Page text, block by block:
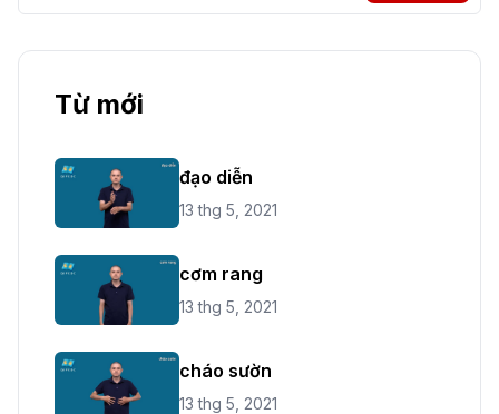
Từ mới
đạo diễn
13 thg 5, 2021
cơm rang
13 thg 5, 2021
cháo sườn
13 thg 5, 2021